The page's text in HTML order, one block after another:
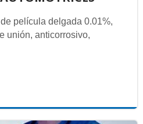
película delgada 0.01%,
unión, anticorrosivo,